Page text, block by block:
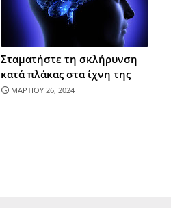
Σταματήστε τη σκλήρυνση
κατά πλάκας στα ίχνη της
ΜΑΡΤΙΟΥ 26, 2024